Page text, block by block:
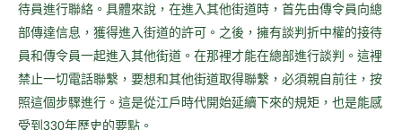
待員進行聯絡。具體來說，在進入其他街道時，首先由傳令員向總
部傳達信息，獲得進入街道的許可。之後，擁有談判折中權的接待
員和傳令員一起進入其他街道。在那裡才能在總部進行談判。這裡
禁止一切電話聯繫，要想和其他街道取得聯繫，必須親自前往，按
照這個步驟進行。這是從江戶時代開始延續下來的規矩，也是能感
受到330年歷史的要點。